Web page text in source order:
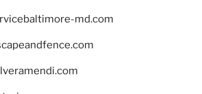
md.com